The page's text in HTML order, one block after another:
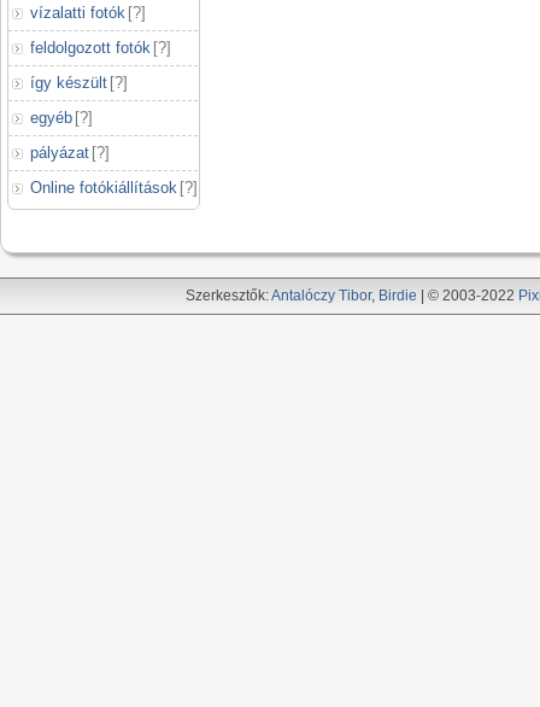
vízalatti fotók [?]
feldolgozott fotók [?]
így készült [?]
egyéb [?]
pályázat [?]
Online fotókiállítások [?]
Szerkesztők:Antalóczy Tibor, Birdie | © 2003-2022